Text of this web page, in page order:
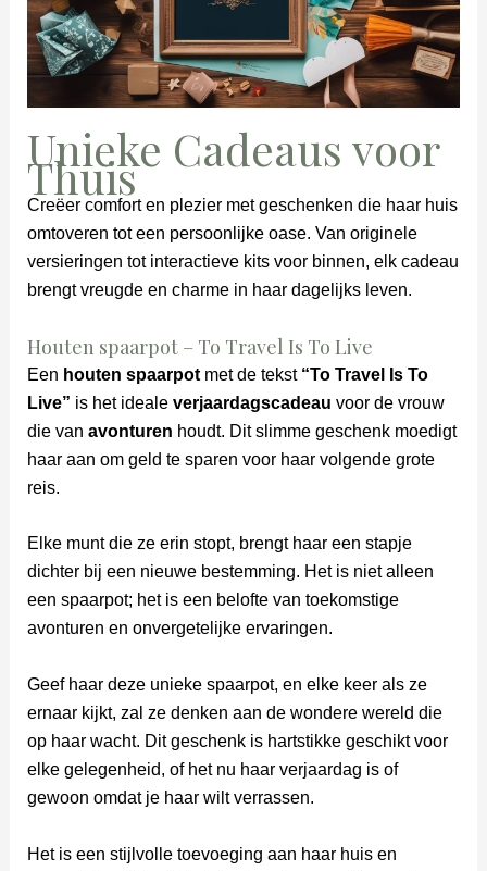
Unieke Cadeaus voor
Thuis
Creëer comfort en plezier met geschenken die haar huis
omtoveren tot een persoonlijke oase. Van originele
versieringen tot interactieve kits voor binnen, elk cadeau
brengt vreugde en charme in haar dagelijks leven.
Houten spaarpot – To Travel Is To Live
Een houten spaarpotmet de tekst “To Travel Is To
Live” is het ideale verjaardagscadeau voor de vrouw
die van avonturen houdt. Dit slimme geschenk moedigt
haar aan om geld te sparen voor haar volgende grote
reis.
Elke munt die ze erin stopt, brengt haar een stapje
dichter bij een nieuwe bestemming. Het is niet alleen
een spaarpot; het is een belofte van toekomstige
avonturen en onvergetelijke ervaringen.
Geef haar deze unieke spaarpot, en elke keer als ze
ernaar kijkt, zal ze denken aan de wondere wereld die
op haar wacht. Dit geschenk is hartstikke geschikt voor
elke gelegenheid, of het nu haar verjaardag is of
gewoon omdat je haar wilt verrassen.
Het is een stijlvolle toevoeging aan haar huis en